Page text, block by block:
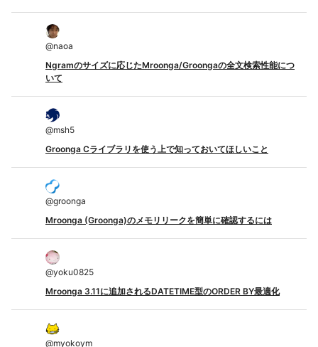
@naoa
Ngramのサイズに応じたMroonga/Groongaの全文検索性能につ
いて
@msh5
Groonga Cライブラリを使う上で知っておいてほしいこと
@groonga
Mroonga (Groonga)のメモリリークを簡単に確認するには
@yoku0825
Mroonga 3.11に追加されるDATETIME型のORDER BY最適化
@myokoym